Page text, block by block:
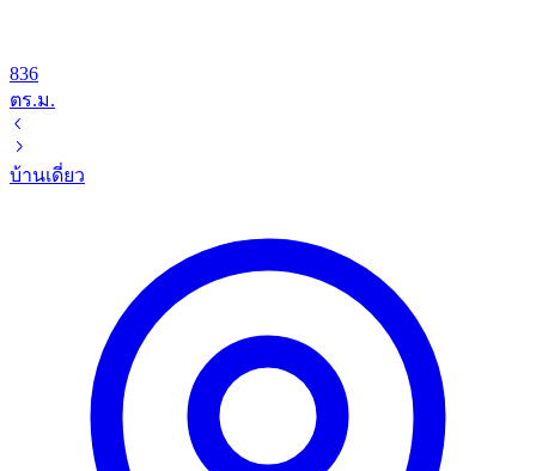
836
ตร.ม.
บ้านเดี่ยว